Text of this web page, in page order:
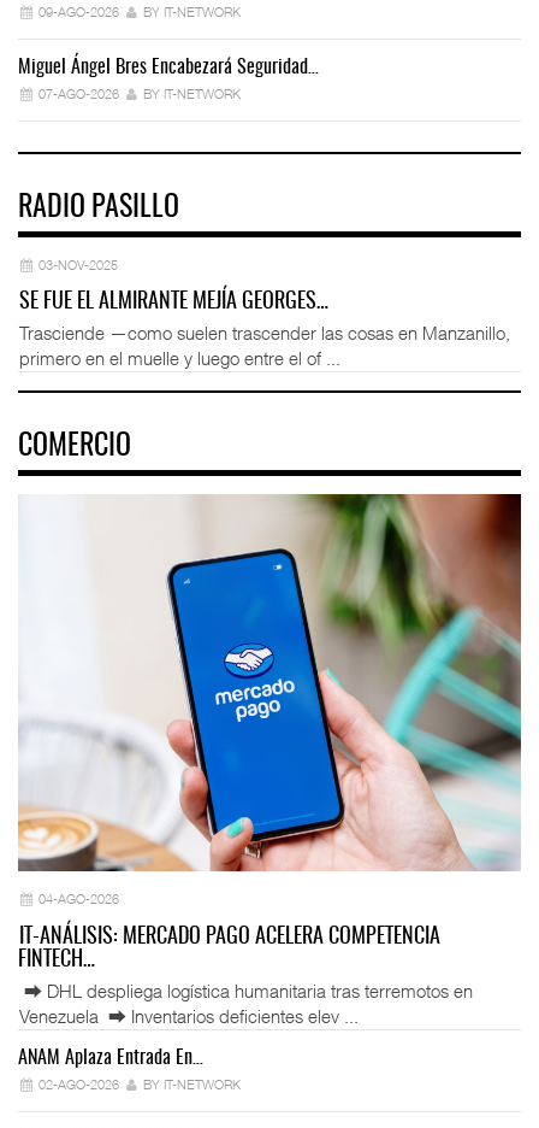
09-AGO-2026 BY IT-NETWORK
Miguel Ángel Bres Encabezará Seguridad…
07-AGO-2026 BY IT-NETWORK
RADIO PASILLO
03-NOV-2025
SE FUE EL ALMIRANTE MEJÍA GEORGES…
Trasciende —como suelen trascender las cosas en Manzanillo,
primero en el muelle y luego entre el of ...
COMERCIO
04-AGO-2026
IT-ANÁLISIS: MERCADO PAGO ACELERA COMPETENCIA
FINTECH…
⮕ DHL despliega logística humanitaria tras terremotos en
Venezuela ⮕ Inventarios deficientes elev ...
ANAM Aplaza Entrada En…
02-AGO-2026 BY IT-NETWORK